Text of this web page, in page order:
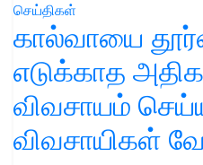
செய்திகள்
கால்வாயை
எடுக்காத
விவசாயம்
விவசாயிகள்